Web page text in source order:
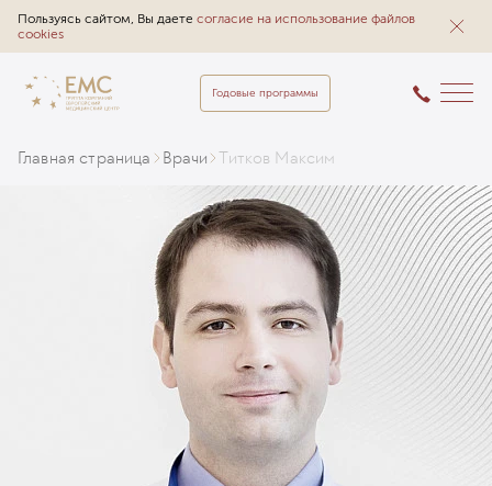
Пользуясь сайтом, Вы даете согласие на использование файлов
cookies
Годовые программы
Главная страница Врачи Титков Максим